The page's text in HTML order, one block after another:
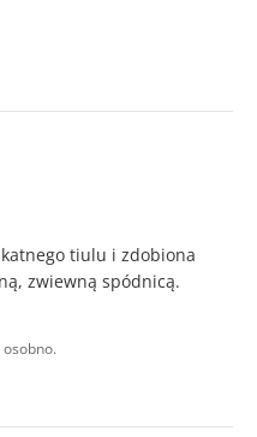
tiulu i zdobiona
zwiewną spódnicą.